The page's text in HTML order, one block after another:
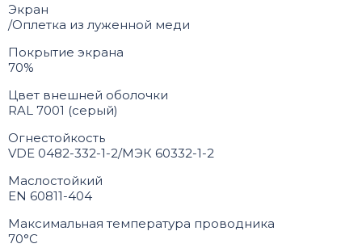
Экран
/Оплетка из луженной меди
Покрытие экрана
70%
Цвет внешней оболочки
RAL 7001 (серый)
Огнестойкость
VDE 0482-332-1-2/МЭК 60332-1-2
Маслостойкий
EN 60811-404
Максимальная температура проводника
70°C